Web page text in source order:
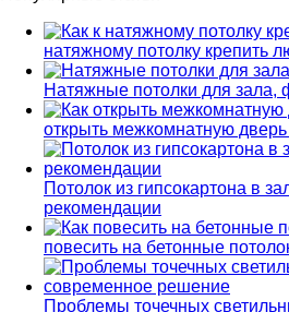
натяжному потолку крепить
Натяжные потолки для зала,
открыть межкомнатную дверь
Потолок из гипсокартона в
рекомендации
повесить на бетонные
Проблемы точечных